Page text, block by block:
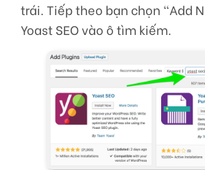
trái. Tiếp theo bạn chọn “Add
Yoast SEO vào ô tìm kiếm.